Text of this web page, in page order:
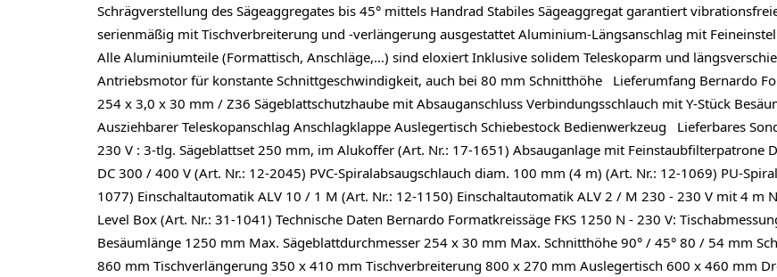
Schrägverstellung des Sägeaggregates bis 45° mittels Handrad Stabiles Sägeaggregat garantiert
serienmäßig mit Tischverbreiterung und -verlängerung ausgestattet Aluminium-Längsanschlag mit
Alle Aluminiumteile (Formattisch, Anschläge,…) sind eloxiert Inklusive solidem Teleskoparm und
Antriebsmotor für konstante Schnittgeschwindigkeit, auch bei 80 mm Schnitthöhe Lieferumfang Bernardo
254 x 3,0 x 30 mm / Z36 Sägeblattschutzhaube mit Absauganschluss Verbindungsschlauch mit Y-Stück
Ausziehbarer Teleskopanschlag Anschlagklappe Auslegertisch Schiebestock Bedienwerkzeug Lieferbares
230 V : 3-tlg. Sägeblattset 250 mm, im Alukoffer (Art. Nr.: 17-1651) Absauganlage mit Feinstaubfilterpatrone
DC 300 / 400 V (Art. Nr.: 12-2045) PVC-Spiralabsaugschlauch diam. 100 mm (4 m) (Art. Nr.: 12-1069) PU-
1077) Einschaltautomatik ALV 10 / 1 M (Art. Nr.: 12-1150) Einschaltautomatik ALV 2 / M 230 - 230 V mit 4 m
Level Box (Art. Nr.: 31-1041) Technische Daten Bernardo Formatkreissäge FKS 1250 N - 230 V:
Besäumlänge 1250 mm Max. Sägeblattdurchmesser 254 x 30 mm Max. Schnitthöhe 90° / 45° 80 / 54 mm
860 mm Tischverlängerung 350 x 410 mm Tischverbreiterung 800 x 270 mm Auslegertisch 600 x 460 mm